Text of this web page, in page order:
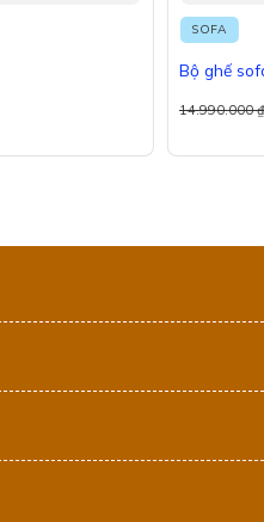
SOFA
Bộ ghế
14.990.000